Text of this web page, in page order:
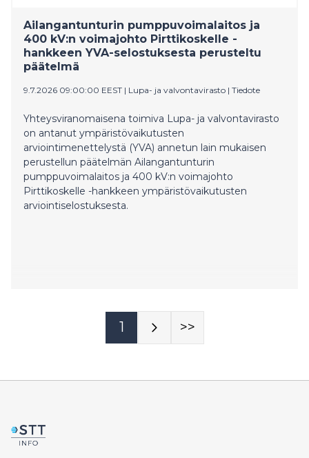
Ailangantunturin pumppuvoimalaitos ja
400 kV:n voimajohto Pirttikoskelle -
hankkeen YVA-selostuksesta perusteltu
päätelmä
9.7.2026 09:00:00 EEST | Lupa- ja valvontavirasto | Tiedote
Yhteysviranomaisena toimiva Lupa- ja valvontavirasto
on antanut ympäristövaikutusten
arviointimenettelystä (YVA) annetun lain mukaisen
perustellun päätelmän Ailangantunturin
pumppuvoimalaitos ja 400 kV:n voimajohto
Pirttikoskelle -hankkeen ympäristövaikutusten
arviointiselostuksesta.
1 >>